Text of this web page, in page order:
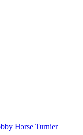
Horse Turnier